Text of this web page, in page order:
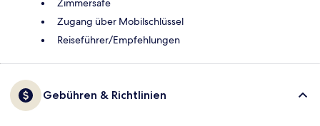
Zimmersafe
Zugang über Mobilschlüssel
Reiseführer/Empfehlungen
Gebühren & Richtlinien